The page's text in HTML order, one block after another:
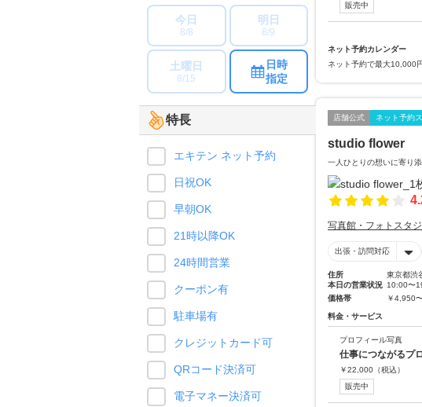
販売中
ネット予約カレンダー
ネット予約で最大10,000
店舗公式 ネット予約
studio flower
一人ひとりの想いに寄り
写真館・フォトスタ
出張・訪問対応
住所
東京都渋
本日の営業状況 10:00〜
価格帯
￥4,950
料金・サービス
プロフィール写真
仕事につながるプ
￥22,000 （税込）
販売中
今日
8/8
明日
8/9
土曜日
8/15
日時
指定
特長
エキテン ネット予約
日祝OK
早朝OK
21時以降OK
24時間営業
クーポン有
駐車場有
クレジットカード可
QRコード決済可
電子マネー決済可